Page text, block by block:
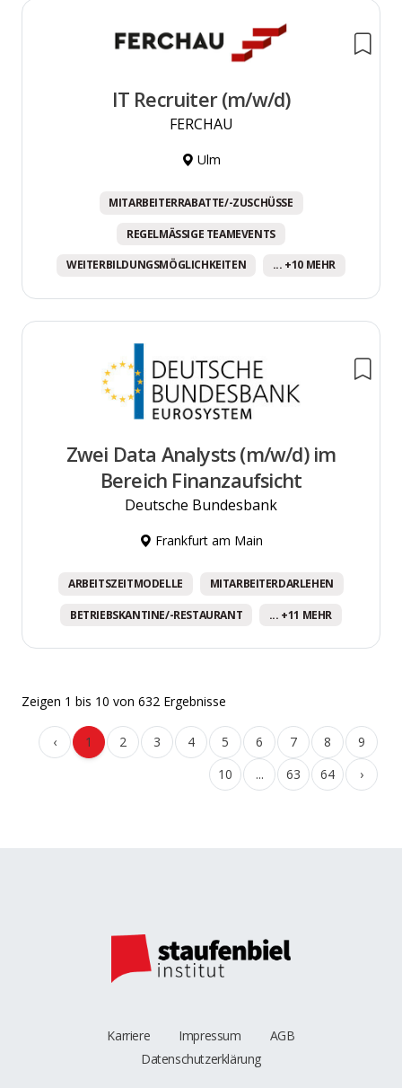
IT Recruiter (m/w/d)
FERCHAU
Ulm
MITARBEITERRABATTE/-ZUSCHÜSSE
REGELMÄSSIGE TEAMEVENTS
WEITERBILDUNGSMÖGLICHKEITEN ... +10 MEHR
Zwei Data Analysts (m/w/d) im
Bereich Finanzaufsicht
Deutsche Bundesbank
Frankfurt am Main
ARBEITSZEITMODELLE MITARBEITERDARLEHEN
BETRIEBSKANTINE/-RESTAURANT ... +11 MEHR
Zeigen 1 bis 10 von 632 Ergebnisse
‹ 1 2 3 4 5 6 7 8
9
10
... 63 64 ›
Karriere Impressum
AGB
Datenschutzerklärung